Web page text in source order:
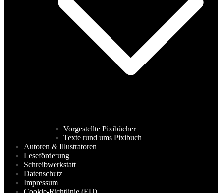
Vorgestellte Pixibücher
Texte rund ums Pixibuch
Autoren & Illustratoren
Leseförderung
Schreibwerkstatt
Datenschutz
Impressum